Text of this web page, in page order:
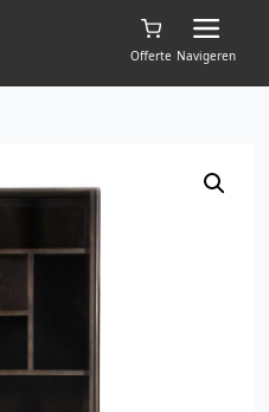
Offerte Navigeren